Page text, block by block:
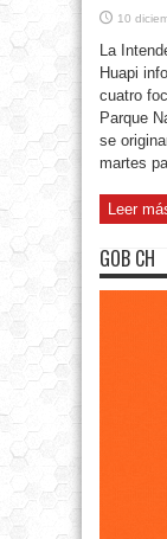
10
La
Huapi
cuatro
Parque
se
martes
Leer
GOB CH